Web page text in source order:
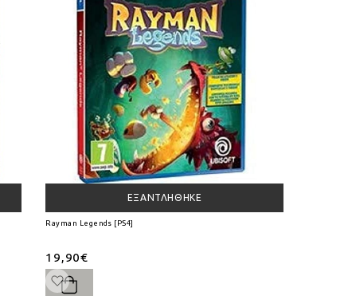
ΕΞΑΝΤΛΉΘΗΚΕ
Rayman Legends [PS4]
19,90€